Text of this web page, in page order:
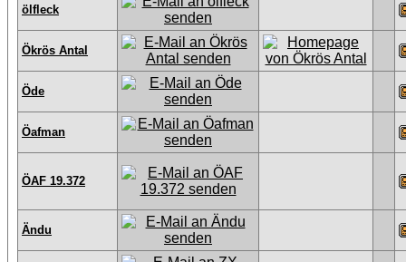
ölfleck
Ökrös Antal
Öde
Öafman
ÖAF 19.372
Ändu